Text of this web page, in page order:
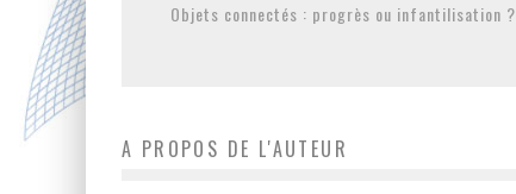
Objets connectés : progrès ou infantilisation ?
A PROPOS DE L'AUTEUR